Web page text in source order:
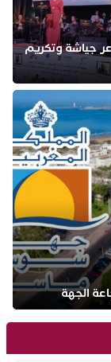
جياشة وتكريم
الجهة